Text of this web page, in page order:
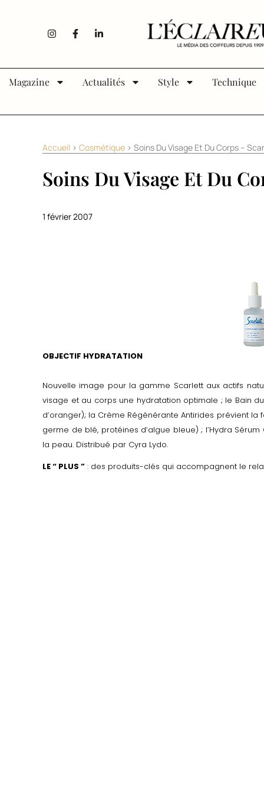
I
n
a
F
a
b
f
L
i
e
i
i
Magazine Actualités Style Technique
Accueil > Cosmétique > Soins Du Visage Et Du Corps –
Soins Du Visage Et Du
1 février 2007
OBJECTIF HYDRATATION
Nouvelle image pour la gamme Scarlett aux actifs
visage et au corps une hydratation optimale ; le Bain
d’oranger); la Crème Régénérante Antirides prévient
germe de blé, protéines d’algue bleue) ; l’Hydra
la peau. Distribué par Cyra Lydo.
LE “ PLUS ” : des produits-clés qui accompagnent le